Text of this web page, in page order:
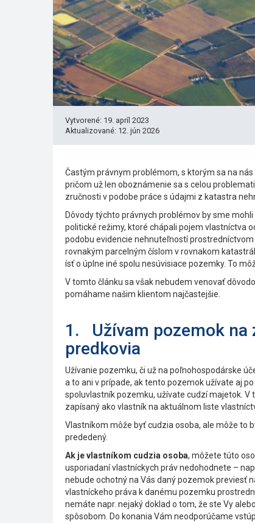
Vytvorené: 19. apríl 2023
Aktualizované: 12. jún 2026
Častým právnym problémom, s ktorým sa na
pričom už len oboznámenie sa s celou
zručnosti v podobe práce s údajmi z katastra
Dôvody týchto právnych problémov by sme
politické režimy, ktoré chápali pojem vlastníctva
podobu evidencie nehnuteľností
rovnakým parcelným číslom v rovnakom
ísť o úplne iné spolu nesúvisiace pozemky. To
V tomto článku sa však nebudem venovať
pomáhame našim klientom najčastejšie.
1. Užívam pozemok na
predkovia
Užívanie pozemku, či už na poľnohospodárske
a to ani v prípade, ak tento pozemok užívate aj
spoluvlastník pozemku, užívate cudzí majetok.
zapísaný ako vlastník na aktuálnom liste
Vlastníkom môže byť cudzia osoba, ale môže to
prededený.
Ak je vlastníkom cudzia osoba, môžete túto
usporiadaní vlastníckych práv nedohodnete –
nebude ochotný na Vás daný pozemok previesť
vlastníckeho práva k danému pozemku
nemáte napr. nejaký doklad o tom, že ste Vy
spôsobom. Do konania Vám neodporúčame